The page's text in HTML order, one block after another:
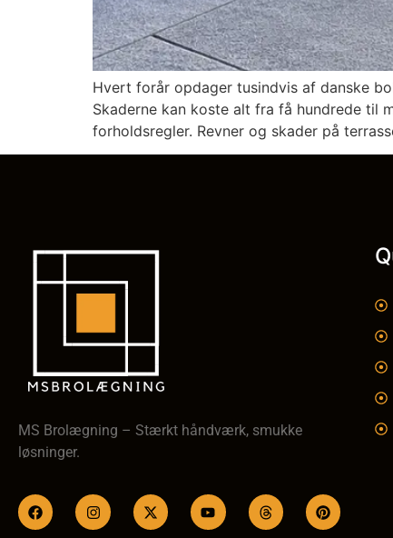
Hvert forår opdager tusindvis af danske
Skaderne kan koste alt fra få hundrede til
forholdsregler. Revner og skader på
MS Brolægning – Stærkt håndværk, smukke
løsninger.